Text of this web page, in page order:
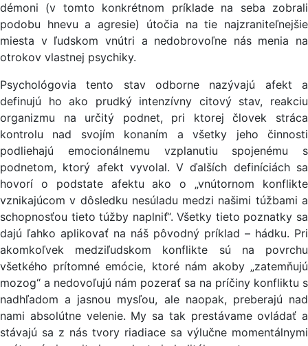
démoni (v tomto konkrétnom príklade na seba zobrali
podobu hnevu a agresie) útočia na tie najzraniteľnejšie
miesta v ľudskom vnútri a nedobrovoľne nás menia na
otrokov vlastnej psychiky.
Psychológovia tento stav odborne nazývajú afekt a
definujú ho ako prudký intenzívny citový stav, reakciu
organizmu na určitý podnet, pri ktorej človek stráca
kontrolu nad svojím konaním a všetky jeho činnosti
podliehajú emocionálnemu vzplanutiu spojenému s
podnetom, ktorý afekt vyvolal. V ďalších definíciách sa
hovorí o podstate afektu ako o „vnútornom konflikte
vznikajúcom v dôsledku nesúladu medzi našimi túžbami a
schopnosťou tieto túžby naplniť“. Všetky tieto poznatky sa
dajú ľahko aplikovať na náš pôvodný príklad – hádku. Pri
akomkoľvek medziľudskom konflikte sú na povrchu
všetkého prítomné emócie, ktoré nám akoby „zatemňujú
mozog“ a nedovoľujú nám pozerať sa na príčiny konfliktu s
nadhľadom a jasnou mysľou, ale naopak, preberajú nad
nami absolútne velenie. My sa tak prestávame ovládať a
stávajú sa z nás tvory riadiace sa výlučne momentálnymi